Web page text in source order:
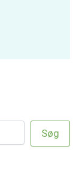
Søg